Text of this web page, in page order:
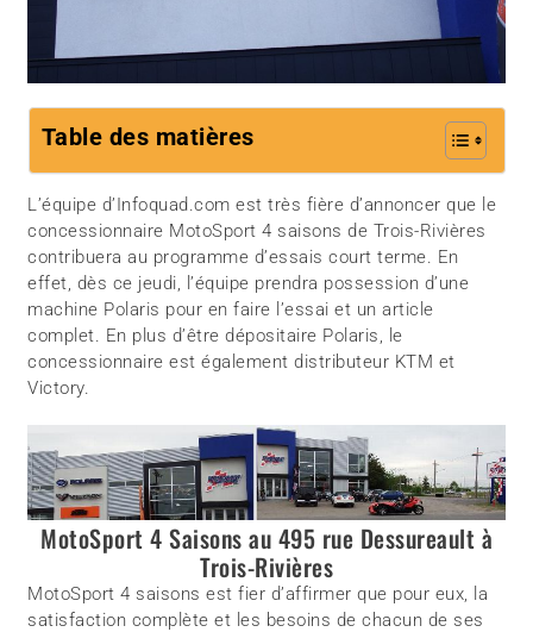
Table des matières
L’équipe d’Infoquad.com est très fière d’annoncer que le
concessionnaire MotoSport 4 saisons de Trois-Rivières
contribuera au programme d’essais court terme. En
effet, dès ce jeudi, l’équipe prendra possession d’une
machine Polaris pour en faire l’essai et un article
complet. En plus d’être dépositaire Polaris, le
concessionnaire est également distributeur KTM et
Victory.
MotoSport 4 Saisons au 495 rue Dessureault à
Trois-Rivières
MotoSport 4 saisons est fier d’affirmer que pour eux, la
satisfaction complète et les besoins de chacun de ses